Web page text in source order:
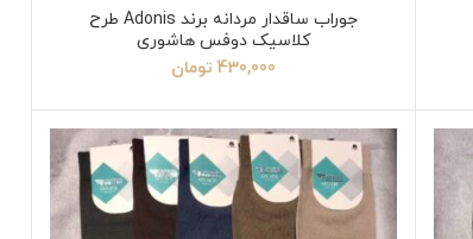
جوراب ساقدار مردانه برند Adonis طرح
کلاسیک دوفس هاشوری
430,000 تومان